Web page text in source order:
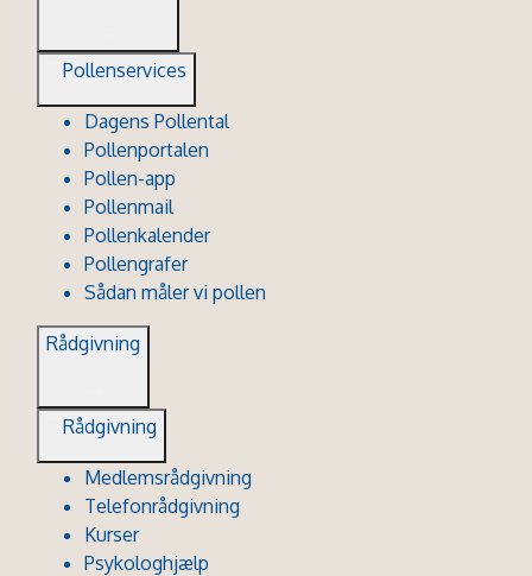
Pollenservices
Dagens Pollental
Pollenportalen
Pollen-app
Pollenmail
Pollenkalender
Pollengrafer
Sådan måler vi pollen
Rådgivning
Rådgivning
Medlemsrådgivning
Telefonrådgivning
Kurser
Psykologhjælp